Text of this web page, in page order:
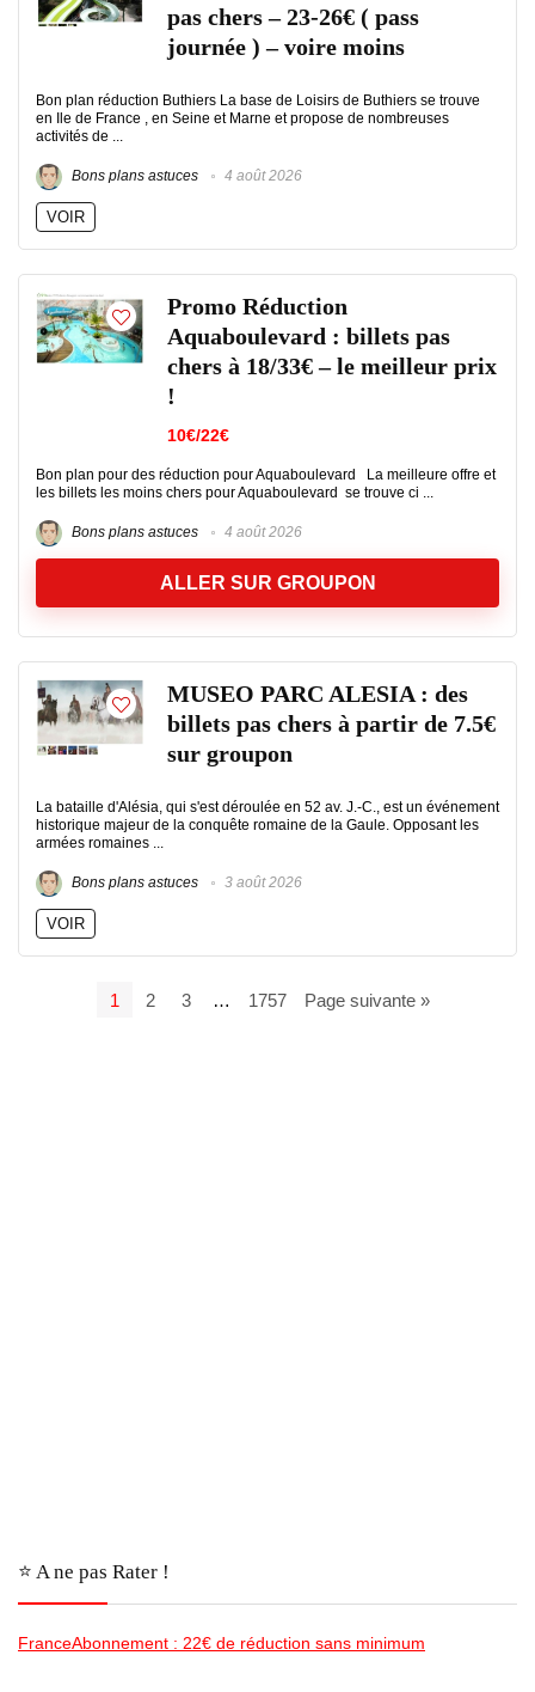
pas chers – 23-26€ ( pass
journée ) – voire moins
Bon plan réduction Buthiers La base de Loisirs de Buthiers se trouve
en Ile de France , en Seine et Marne et propose de nombreuses
activités de ...
Bons plans astuces 4 août 2026
VOIR
Promo Réduction
Aquaboulevard : billets pas
chers à 18/33€ – le meilleur prix
!
10€/22€
Bon plan pour des réduction pour Aquaboulevard La meilleure offre et
les billets les moins chers pour Aquaboulevard se trouve ci ...
Bons plans astuces 4 août 2026
ALLER SUR GROUPON
MUSEO PARC ALESIA : des
billets pas chers à partir de 7.5€
sur groupon
La bataille d'Alésia, qui s'est déroulée en 52 av. J.-C., est un événement
historique majeur de la conquête romaine de la Gaule. Opposant les
armées romaines ...
Bons plans astuces 3 août 2026
VOIR
1 2 3 … 1757 Page suivante »
⭐️ A ne pas Rater !
FranceAbonnement : 22€ de réduction sans minimum